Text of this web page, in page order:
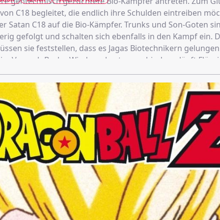
C18 begleitet, die endlich ihre Schulden eintreiben
Satan C18 auf die Bio-Kämpfer. Trunks und Son-Goten
gefolgt und schalten sich ebenfalls in den Kampf ein.
sie feststellen, dass es Jagas Biotechnikern
Versuch Brolys Wiedergeburt zu verhindern, läuft
in dem Broly gezüchtet wurde. Diese Flüssigkeit erweist
denn sie verschlingt jeden Organismus, der ihr in die
den Z-Fightern gelingen, die gefährliche Flüssigkeit
endgültig zu vernichten?